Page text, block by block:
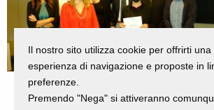
Il nostro sito utilizza cookie per offrirti una
esperienza di navigazione e proposte in
preferenze.
Premendo "Nega" si attiveranno